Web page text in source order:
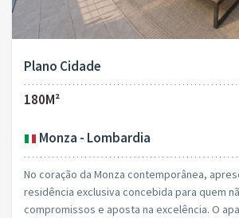
Plano Cidade
180M²
Monza - Lombardia
No coração da Monza contemporânea,
residência exclusiva concebida para quem
compromissos e aposta na excelência. O